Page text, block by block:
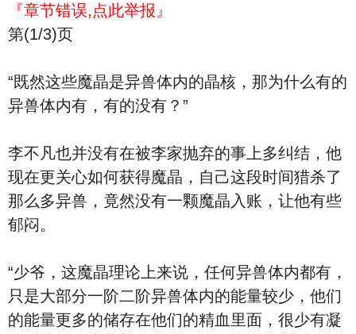
『章节错误,点此举报』
第(1/3)页
“既然这些魔晶是异兽体内的晶核，那为什么有的
异兽体内有，有的没有？”
李不凡也并没有在被李家抛弃的事上多纠结，他
现在更关心如何获得魔晶，自己这段时间猎杀了
那么多异兽，竟然没有一颗魔晶入账，让他有些
郁闷。
“少爷，这魔晶理论上来说，任何异兽体内都有，
只是大部分一阶二阶异兽体内的能量较少，他们
的能量更多的储存在他们的精血里面，很少有凝